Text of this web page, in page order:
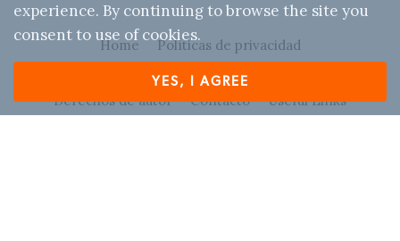
Home
Políticas de privacidad
Términos y condiciones
Descargo de responsabilidad
Derechos de autor
Contacto
Useful Links
experience. By continuing to browse the site you
consent to use of cookies.
YES, I AGREE